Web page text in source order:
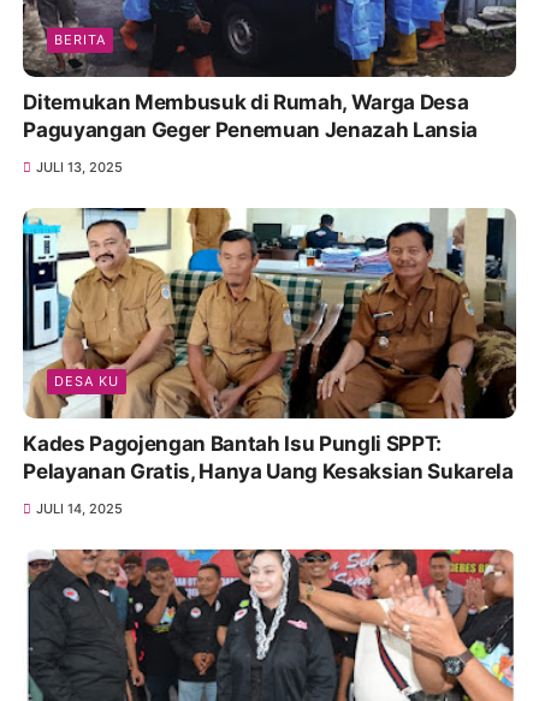
BERITA
Ditemukan Membusuk di Rumah, Warga Desa
Paguyangan Geger Penemuan Jenazah Lansia
JULI 13, 2025
DESA KU
Kades Pagojengan Bantah Isu Pungli SPPT:
Pelayanan Gratis, Hanya Uang Kesaksian Sukarela
JULI 14, 2025